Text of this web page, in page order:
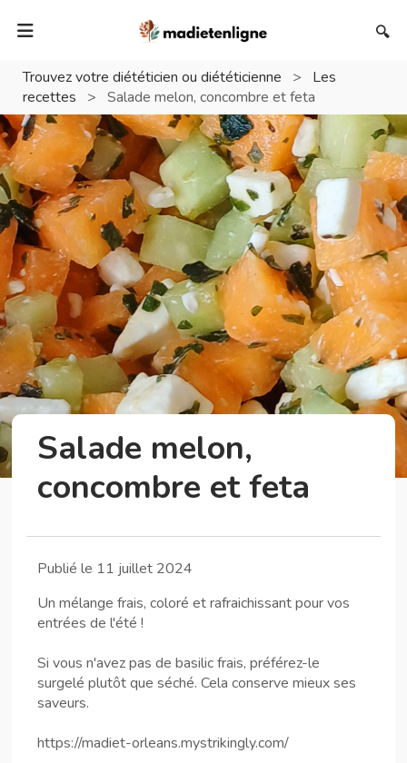
🔍
Trouvez votre diététicien ou diététicienne >
Les
recettes
> Salade melon, concombre et feta
Salade melon,
concombre et feta
Publié le 11 juillet 2024
Un mélange frais, coloré et rafraichissant pour vos
entrées de l'été !
Si vous n'avez pas de basilic frais, préférez-le
surgelé plutôt que séché. Cela conserve mieux ses
saveurs.
https://madiet-orleans.mystrikingly.com/